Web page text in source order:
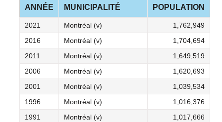
ANNÉE MUNICIPALITÉ POPULATION
2021 Montréal (v)
1,762,949
2016
Montréal (v)
1,704,694
2011
Montréal (v)
1,649,519
2006
Montréal (v)
1,620,693
2001
Montréal (v)
1,039,534
1996
Montréal (v)
1,016,376
1991
Montréal (v)
1,017,666